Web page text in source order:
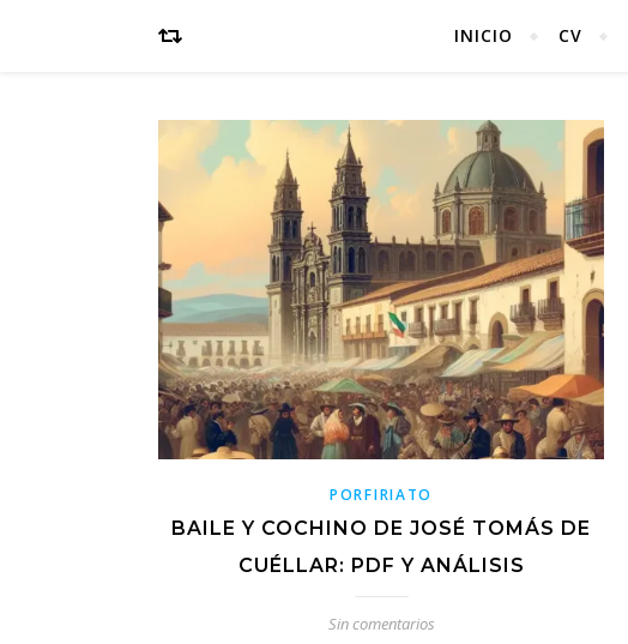
INICIO CV
PORFIRIATO
BAILE Y COCHINO DE JOSÉ TOMÁS DE
CUÉLLAR: PDF Y ANÁLISIS
Sin comentarios